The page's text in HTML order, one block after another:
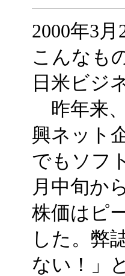
2000年3月
こんなも
日米ビジ
昨年来
興ネット
でもソフ
月中旬か
株価はピ
した。弊
ない！」